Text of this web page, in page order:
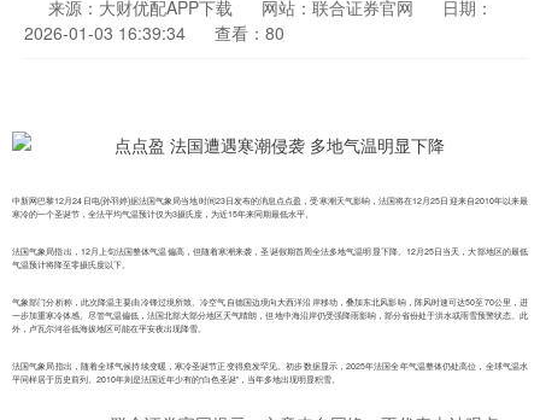
来源：大财优配APP下载 网站：联合证券官网
日期：
2026-01-03 16:39:34
查看：80
中新网巴黎12月24日电(孙羽婷)据法国气象局当地时间23日发布的消息点点盈，受寒潮天气影响，法国将在12月25日迎来自2010年以来最
寒冷的一个圣诞节，全法平均气温预计仅为3摄氏度，为近15年来同期最低水平。
法国气象局指出，12月上旬法国整体气温偏高，但随着寒潮来袭，圣诞假期首周全法多地气温明显下降。12月25日当天，大部地区的最低
气温预计将降至零摄氏度以下。
气象部门分析称，此次降温主要由冷锋过境所致。冷空气自德国边境向大西洋沿岸移动，叠加东北风影响，阵风时速可达50至70公里，进
一步加重寒冷体感。尽管气温偏低，法国北部大部分地区天气晴朗，但地中海沿岸仍受强降雨影响，部分省份处于洪水或雨雪预警状态。此
外，卢瓦尔河谷低海拔地区可能在平安夜出现降雪。
法国气象局指出，随着全球气候持续变暖，寒冷圣诞节正变得愈发罕见。初步数据显示，2025年法国全年气温整体仍处高位，全球气温水
平同样居于历史前列。2010年则是法国近年少有的“白色圣诞”，当年多地出现明显积雪。